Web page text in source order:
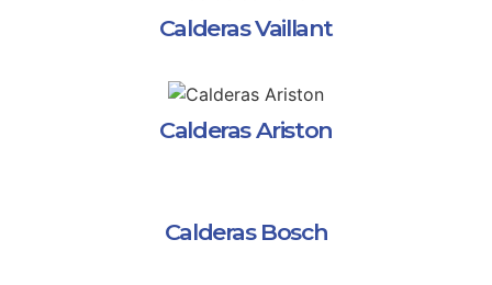
Calderas Vaillant
Calderas Ariston
Calderas Bosch